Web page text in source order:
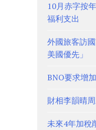
10月赤字按
福利支出
外國旅客訪
美國優先」
BNO要求增
財相李韻晴
未來4年加稅